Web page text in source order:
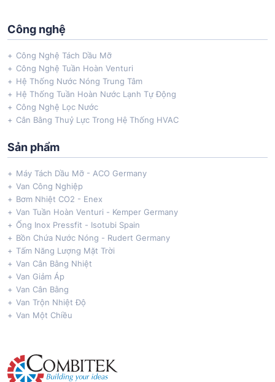
Công nghệ
Công Nghệ Tách Dầu Mỡ
Công Nghệ Tuần Hoàn Venturi
Hệ Thống Nước Nóng Trung Tâm
Hệ Thống Tuần Hoàn Nước Lạnh Tự Động
Công Nghệ Lọc Nước
Cân Bằng Thuỷ Lực Trong Hệ Thống HVAC
Sản phẩm
Máy Tách Dầu Mỡ - ACO Germany
Van Công Nghiệp
Bơm Nhiệt CO2 - Enex
Van Tuần Hoàn Venturi - Kemper Germany
Ống Inox Pressfit - Isotubi Spain
Bồn Chứa Nước Nóng - Rudert Germany
Tấm Năng Lượng Mặt Trời
Van Cân Bằng Nhiệt
Van Giảm Áp
Van Cân Bằng
Van Trộn Nhiệt Độ
Van Một Chiều